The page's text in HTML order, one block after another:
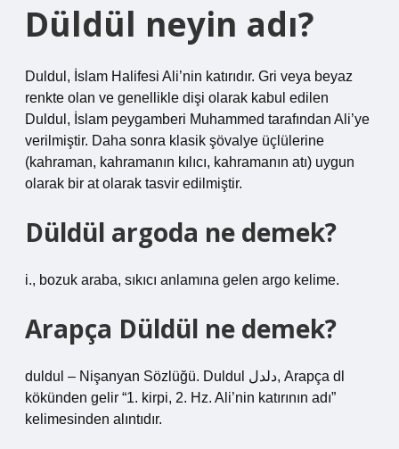
Düldül neyin adı?
Duldul, İslam Halifesi Ali’nin katırıdır. Gri veya beyaz
renkte olan ve genellikle dişi olarak kabul edilen
Duldul, İslam peygamberi Muhammed tarafından Ali’ye
verilmiştir. Daha sonra klasik şövalye üçlülerine
(kahraman, kahramanın kılıcı, kahramanın atı) uygun
olarak bir at olarak tasvir edilmiştir.
Düldül argoda ne demek?
i., bozuk araba, sıkıcı anlamına gelen argo kelime.
Arapça Düldül ne demek?
duldul – Nişanyan Sözlüğü. Duldul دلدل, Arapça dl
kökünden gelir “1. kirpi, 2. Hz. Ali’nin katırının adı”
kelimesinden alıntıdır.